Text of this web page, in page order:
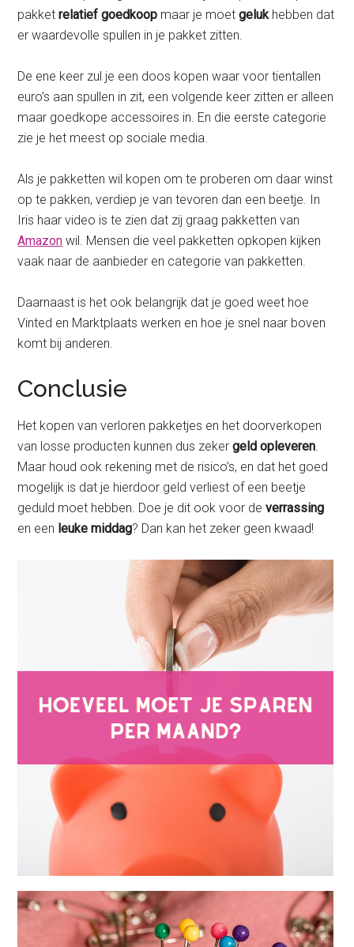
pakketrelatief goedkoop maar je moetgeluk hebben dat
er waardevolle spullen in je pakket zitten.
De ene keer zul je een doos kopen waar voor tientallen
euro’s aan spullen in zit, een volgende keer zitten er alleen
maar goedkope accessoires in. En die eerste categorie
zie je het meest op sociale media.
Als je pakketten wil kopen om te proberen om daar winst
op te pakken, verdiep je van tevoren dan een beetje. In
Iris haar video is te zien dat zij graag pakketten van
Amazon wil. Mensen die veel pakketten opkopen kijken
vaak naar de aanbieder en categorie van pakketten.
Daarnaast is het ook belangrijk dat je goed weet hoe
Vinted en Marktplaats werken en hoe je snel naar boven
komt bij anderen.
Conclusie
Het kopen van verloren pakketjes en het doorverkopen
van losse producten kunnen dus zekergeld opleveren.
Maar houd ook rekening met de risico’s, en dat het goed
mogelijk is dat je hierdoor geld verliest of een beetje
geduld moet hebben. Doe je dit ook voor deverrassing
en een leuke middag? Dan kan het zeker geen kwaad!